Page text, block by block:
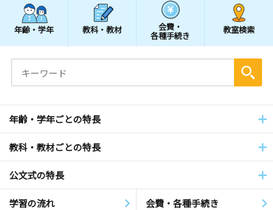
年齢・学年 教科・教材 会費・
各種手続き
教室検索
年齢・学年ごとの特長
教科・教材ごとの特長
公文式の特長
学習の流れ 会費・各種手続き